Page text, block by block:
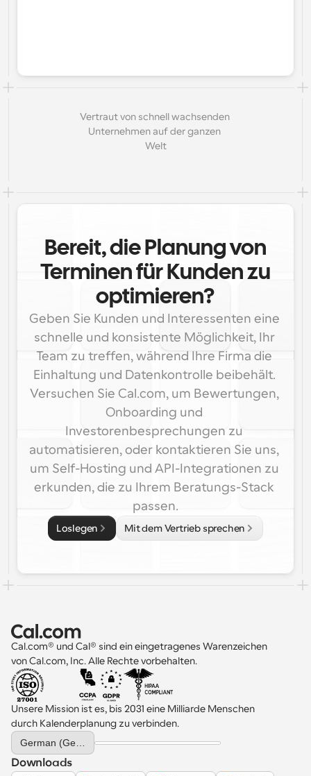
Vertraut von schnell wachsenden
Unternehmen auf der ganzen
Welt
Bereit, die Planung von
Terminen für Kunden zu
optimieren?
Geben Sie Kunden und Interessenten eine
schnelle und konsistente Möglichkeit, Ihr
Team zu treffen, während Ihre Firma die
Einhaltung und Datenkontrolle beibehält.
Versuchen Sie Cal.com, um Bewertungen,
Onboarding und
Investorenbesprechungen zu
automatisieren, oder kontaktieren Sie uns,
um Self-Hosting und API-Integrationen zu
erkunden, die zu Ihrem Beratungs-Stack
passen.
Loslegen Mit dem Vertrieb sprechen
Cal.com® und Cal® sind ein eingetragenes Warenzeichen
von Cal.com, Inc. Alle Rechte vorbehalten.
Unsere Mission ist es, bis 2031 eine Milliarde Menschen
durch Kalenderplanung zu verbinden.
Select Language
Downloads